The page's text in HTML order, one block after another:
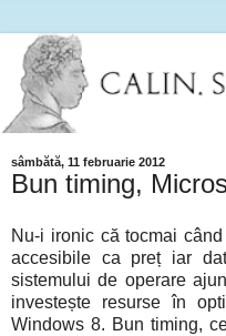
sâmbătă, 11 februarie 2012
Bun timing,
Nu-i ironic că tocmai
accesibile ca preț iar
sistemului de operare
investește resurse în
Windows 8. Bun timing,